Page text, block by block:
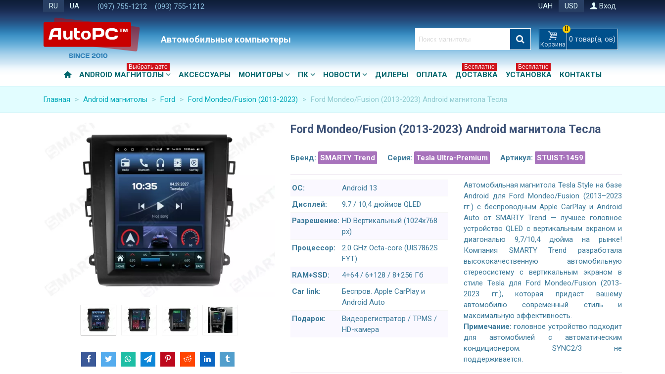
RU UA (097) 755-1212 (093) 755-1212 UAH USD Вход
Автомобильные компьютеры Корзина
0
0 товар(а, ов)
ANDROID МАГНИТОЛЫ
Выбрать авто
АКСЕССУАРЫ МОНИТОРЫ ПК НОВОСТИ ДИЛЕРЫ ОПЛАТА ДОСТАВКА
Бесплатно
УСТАНОВКА
Бесплатно
КОНТАКТЫ
Главная > Android магнитолы > Ford > Ford Mondeo/Fusion (2013-2023) > Ford Mondeo/Fusion (2013-2023) Android магнитола Тесла
Ford Mondeo/Fusion (2013-2023) Android магнитола Тесла
Бренд: SMARTY Trend Серия: Tesla Ultra-Premium Артикул: STUIST-1459
ОС:
Android 13
Дисплей:
9.7 / 10,4 дюймов QLED
Разрешение: HD Вертикальный (1024x768
px)
Процессор:
2.0 GHz Octa-core (UIS7862S
FYT)
RAM+SSD:
4+64 / 6+128 / 8+256 Гб
Car link:
Беспров. Apple CarPlay и
Android Auto
Подарок:
Видеорегистратор / TPMS /
HD-камера
Автомобильная магнитола Tesla Style на базе
Android для Ford Mondeo/Fusion (2013–2023
гг.) с беспроводным Apple CarPlay и Android
Auto от SMARTY Trend — лучшее головное
устройство QLED с вертикальным экраном и
диагональю 9,7/10,4 дюйма на рынке!
Компания SMARTY Trend разработала
высококачественную автомобильную
стереосистему с вертикальным экраном в
стиле Tesla для Ford Mondeo/Fusion (2013-
2023 гг.), которая придаст вашему
автомобилю современный стиль и
максимальную эффективность.
Примечание: головное устройство подходит
для автомобилей с автоматическим
кондиционером. SYNC2/3 не
поддерживается.